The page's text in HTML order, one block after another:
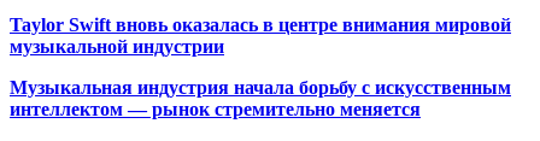
Taylor Swift вновь оказалась в центре внимания мировой
музыкальной индустрии
Музыкальная индустрия начала борьбу с искусственным
интеллектом — рынок стремительно меняется